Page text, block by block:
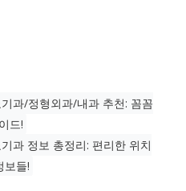
과/정형외과/내과 추천: 꼼꼼
드!
과 정보 총정리: 편리한 위치
보들!